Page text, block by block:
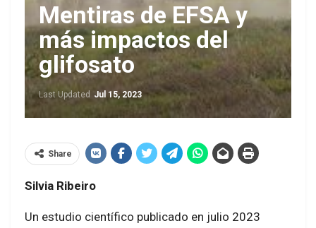
Mentiras de EFSA y
más impactos del
glifosato
Last Updated Jul 15, 2023
Share
Silvia Ribeiro
Un estudio científico publicado en julio 2023